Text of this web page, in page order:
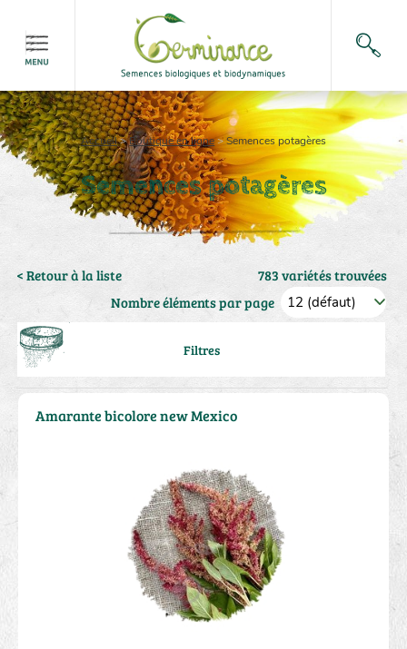
Accueil>Boutique en ligne>Semences potagères
Semences potagères
< Retour à la liste
783 variétés trouvées
Nombre éléments par page
Filtres
Amarante bicolore new Mexico